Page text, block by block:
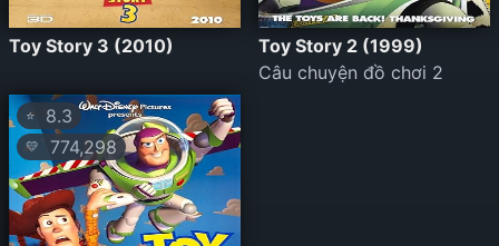
Toy Story 3 (2010)
Toy Story 2 (1999)
Câu chuyện đồ chơi 2
⭐ 8.3
💛 774,298